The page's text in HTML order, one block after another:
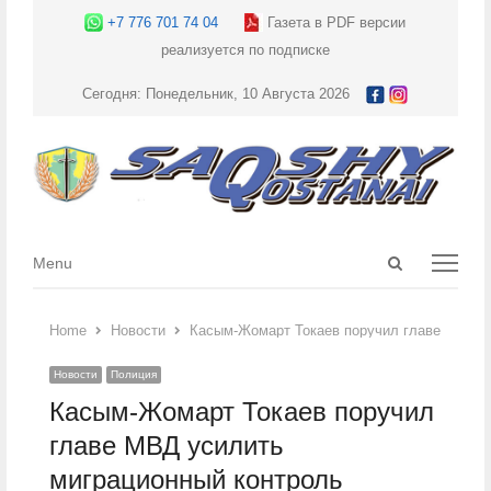
+7 776 701 74 04
Газета в PDF версии
реализуется по подписке
Сегодня: Понедельник, 10 Августа 2026
Open
Menu
Menu
Home Новости Касым-Жомарт Токаев поручил главе МВД
Новости Полиция
Касым-Жомарт Токаев поручил
главе МВД усилить
миграционный контроль